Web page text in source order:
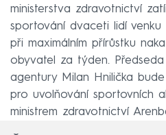
ministerstva zdravotnictví
sportování dvaceti lidí
při maximálním přírůstku
obyvatel za týden.
agentury Milan Hnilička
pro uvolňování sportovních
ministrem zdravotnictví